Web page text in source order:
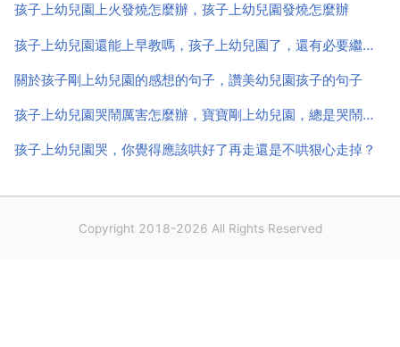
孩子上幼兒園上火發燒怎麼辦，孩子上幼兒園發燒怎麼辦
孩子上幼兒園還能上早教嗎，孩子上幼兒園了，還有必要繼續上早教班嗎？
關於孩子剛上幼兒園的感想的句子，讚美幼兒園孩子的句子
孩子上幼兒園哭鬧厲害怎麼辦，寶寶剛上幼兒園，總是哭鬧怎麼辦
孩子上幼兒園哭，你覺得應該哄好了再走還是不哄狠心走掉？
Copyright 2018-2026 All Rights Reserved